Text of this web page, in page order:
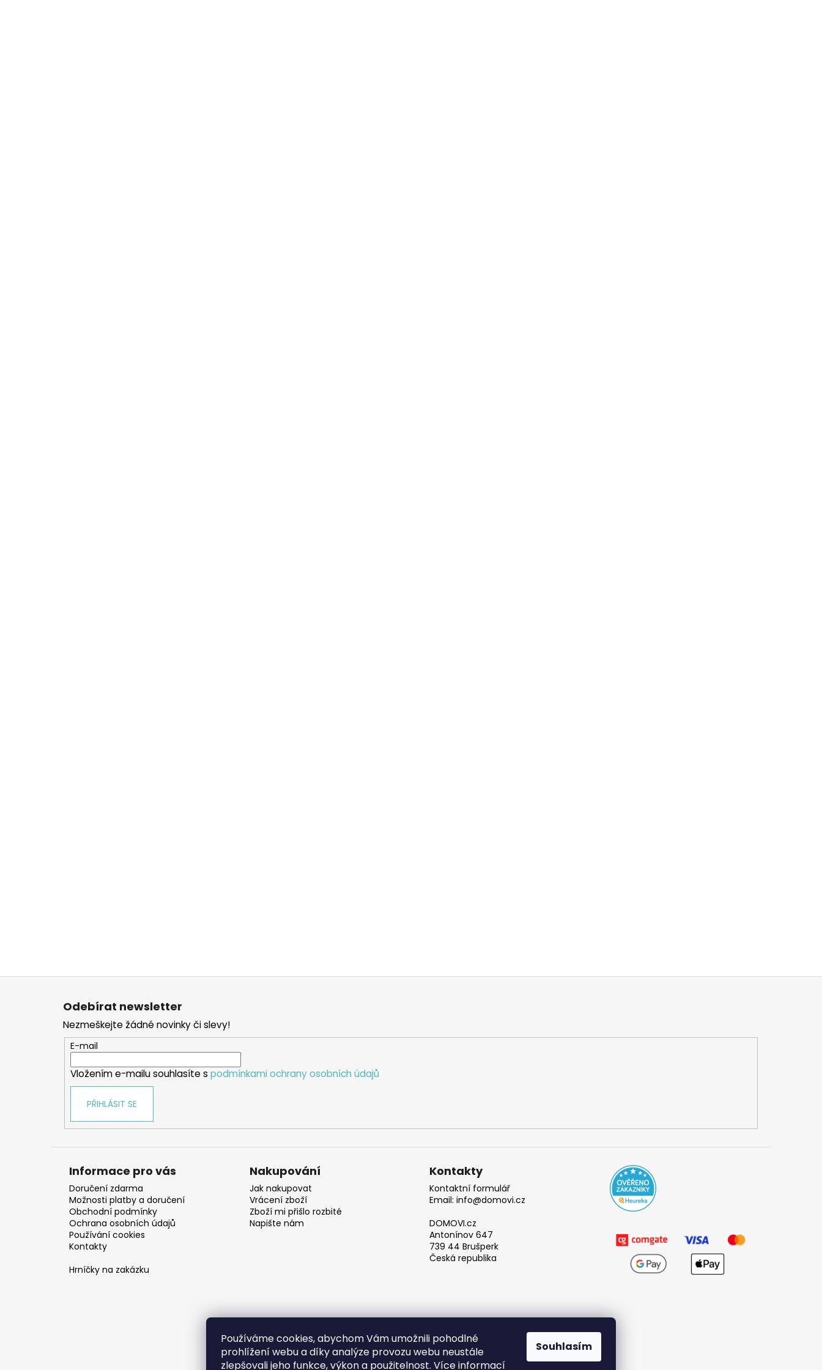
Používáme cookies, abychom Vám umožnili pohodlné
prohlížení webu a díky analýze provozu webu neustále
zlepšovali jeho funkce, výkon a použitelnost. Více informací
Souhlasím
Z
Odebírat newsletter
Nezmeškejte žádné novinky či slevy!
E-mail
Vložením e-mailu souhlasíte s podmínkami ochrany osobních údajů
PŘIHLÁSIT SE
Informace pro vás
Doručení zdarma
Možnosti platby a doručení
Obchodní podmínky
Ochrana osobních údajů
Používání cookies
Kontakty
Hrníčky na zakázku
Nakupování
Jak nakupovat
Vrácení zboží
Zboží mi přišlo rozbité
Napište nám
Kontakty
Kontaktní formulář
Email: info@domovi.cz
DOMOVI.cz
Antonínov 647
739 44 Brušperk
Česká republika
Obchodní podmínky